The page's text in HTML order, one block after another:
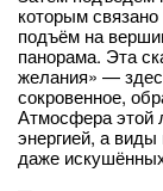
которым
подъём на
панорама. Эта
желания» —
сокровенное,
Атмосфера этой
энергией, а
даже